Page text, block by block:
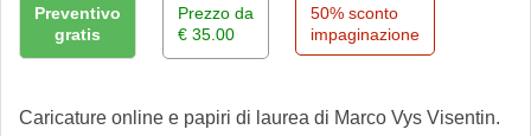
Contatti
Preventivo
gratis
Prezzo da
€ 35.00
50% sconto
impaginazione
Caricature online e papiri di laurea di Marco Vys Visentin.